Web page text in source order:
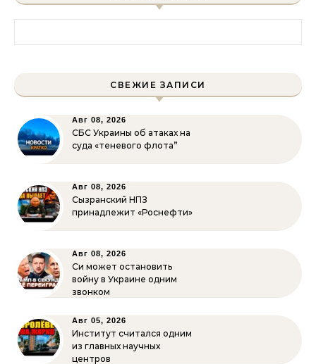
СВЕЖИЕ ЗАПИСИ
Авг 08, 2026
СБС Украины об атаках на
суда «теневого флота”
Авг 08, 2026
Сызранский НПЗ
принадлежит «Роснефти»
Авг 08, 2026
Си может остановить
войну в Украине одним
звонком
Авг 05, 2026
Институт считался одним
из главных научных
центров